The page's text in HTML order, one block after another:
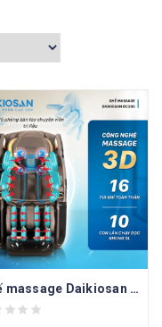
Ghế massage Daikiosan DC300